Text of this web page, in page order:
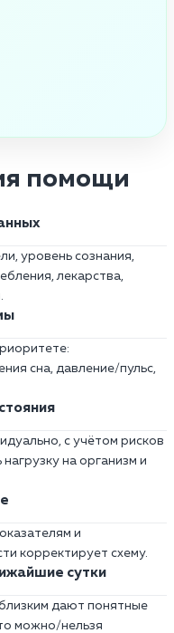
помощи
уровень сознания,
лекарства,
сна, давление/пульс,
с учётом рисков
на организм и
и
корректирует схему.
сутки
дают понятные
можно/нельзя